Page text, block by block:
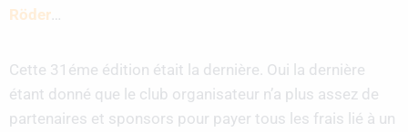
Röder
Cette 31éme édition était la dernière. Oui la dernière
étant donné que le club organisateur n’a plus assez de
partenaires et sponsors pour payer tous les frais lié à un